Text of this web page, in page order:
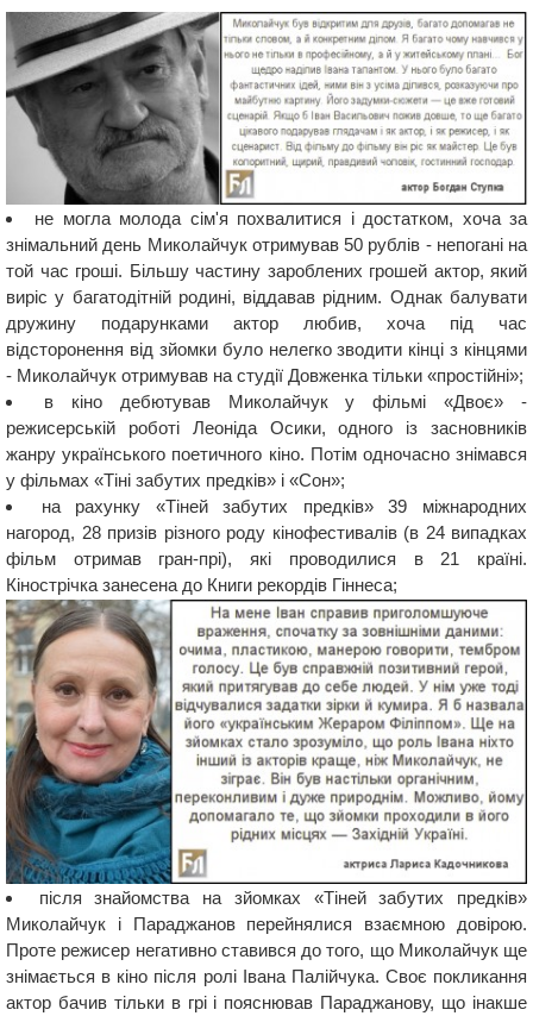
не могла молода сім'я похвалитися і достатком, хоча за
знімальний день Миколайчук отримував 50 рублів - непогані на
той час гроші. Більшу частину зароблених грошей актор, який
виріс у багатодітній родині, віддавав рідним. Однак балувати
дружину подарунками актор любив, хоча під час
відсторонення від зйомки було нелегко зводити кінці з кінцями
- Миколайчук отримував на студії Довженка тільки «простійні»;
в кіно дебютував Миколайчук у фільмі «Двоє» -
режисерській роботі Леоніда Осики, одного із засновників
жанру українського поетичного кіно. Потім одночасно знімався
у фільмах «Тіні забутих предків» і «Сон»;
на рахунку «Тіней забутих предків» 39 міжнародних
нагород, 28 призів різного роду кінофестивалів (в 24 випадках
фільм отримав гран-прі), які проводилися в 21 країні.
Кінострічка занесена до Книги рекордів Гіннеса;
після знайомства на зйомках «Тіней забутих предків»
Миколайчук і Параджанов перейнялися взаємною довірою.
Проте режисер негативно ставився до того, що Миколайчук ще
знімається в кіно після ролі Івана Палійчука. Своє покликання
актор бачив тільки в грі і пояснював Параджанову, що інакше